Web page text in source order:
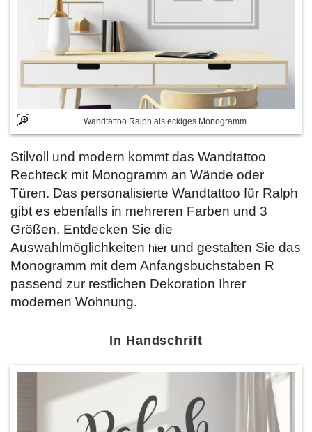
Wandtattoo Ralph als eckiges Monogramm
Stilvoll und modern kommt das Wandtattoo
Rechteck mit Monogramm an Wände oder
Türen. Das personalisierte Wandtattoo für Ralph
gibt es ebenfalls in mehreren Farben und 3
Größen. Entdecken Sie die
Auswahlmöglichkeiten hier und gestalten Sie das
Monogramm mit dem Anfangsbuchstaben R
passend zur restlichen Dekoration Ihrer
modernen Wohnung.
In Handschrift